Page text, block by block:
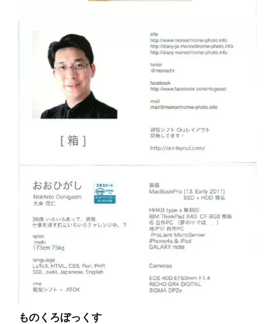
ものくろぼっくす